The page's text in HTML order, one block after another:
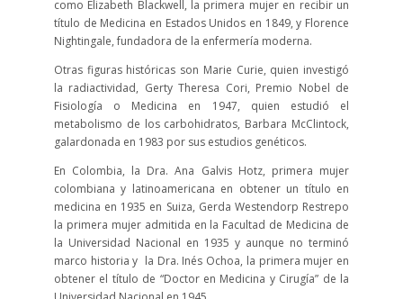
como Elizabeth Blackwell, la primera mujer en recibir un
título de Medicina en Estados Unidos en 1849, y Florence
Nightingale, fundadora de la enfermería moderna.
Otras figuras históricas son Marie Curie, quien investigó
la radiactividad, Gerty Theresa Cori, Premio Nobel de
Fisiología o Medicina en 1947, quien estudió el
metabolismo de los carbohidratos, Barbara McClintock,
galardonada en 1983 por sus estudios genéticos.
En Colombia, la Dra. Ana Galvis Hotz, primera mujer
colombiana y latinoamericana en obtener un título en
medicina en 1935 en Suiza, Gerda Westendorp Restrepo
la primera mujer admitida en la Facultad de Medicina de
la Universidad Nacional en 1935 y aunque no terminó
marco historia y la Dra. Inés Ochoa, la primera mujer en
obtener el título de “Doctor en Medicina y Cirugía” de la